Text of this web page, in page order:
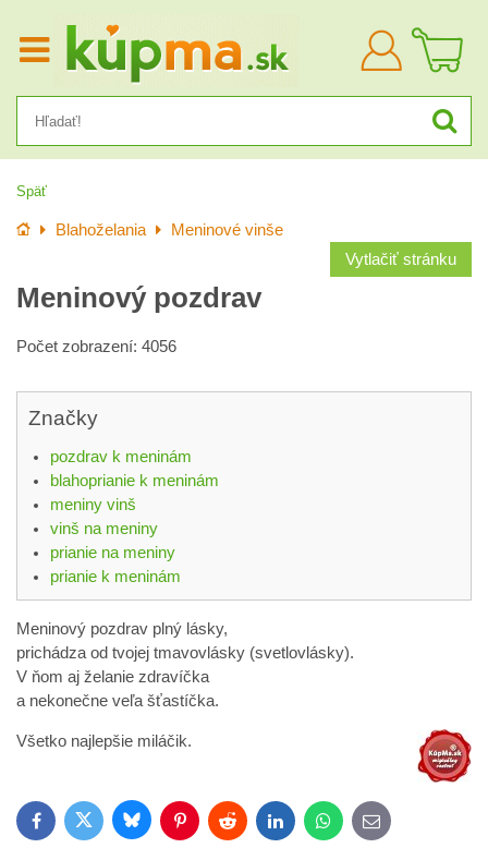
Prihlásiť
sa
Späť
Úvod Blahoželania
Meninové vinše
Vytlačiť stránku
Meninový pozdrav
Počet zobrazení: 4056
Značky
pozdrav k meninám
blahoprianie k meninám
meniny vinš
vinš na meniny
prianie na meniny
prianie k meninám
Meninový pozdrav plný lásky,
prichádza od tvojej tmavovlásky (svetlovlásky).
V ňom aj želanie zdravíčka
a nekonečne veľa šťastíčka.
Všetko najlepšie miláčik.
FacebookTwitter BlueskyPinterestReddit LinkedInWhatsApp
E-
mail